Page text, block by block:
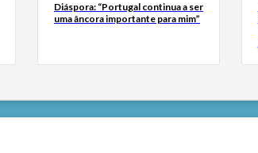
Diáspora: “Portugal continua a ser
uma âncora importante para mim”